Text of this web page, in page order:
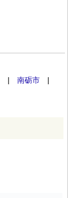
南砺市